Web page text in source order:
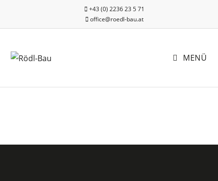
+43 (0) 2236 23 5 71
office@roedl-bau.at
MENÜ